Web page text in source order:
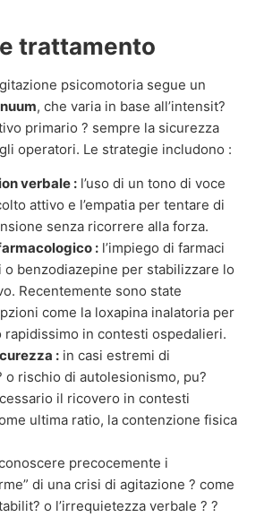
trattamento
psicomotoria segue un
, che varia in base all’intensit?
primario ? sempre la sicurezza
operatori. Le strategie includono :
verbale : l’uso di un tono di voce
attivo e l’empatia per tentare di
senza ricorrere alla forza.
: l’impiego di farmaci
benzodiazepine per stabilizzare lo
Recentemente sono state
come la loxapina inalatoria per
rapidissimo in contesti ospedalieri.
: in casi estremi di
o rischio di autolesionismo, pu?
il ricovero in contesti
ultima ratio, la contenzione fisica
precocemente i
di una crisi di agitazione ? come
o l’irrequietezza verbale ? ?